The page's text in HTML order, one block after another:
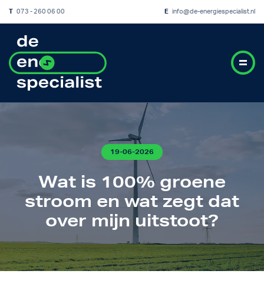
073 - 260 06 00 E info@de-energiespecialist.nl
19-06-2026
Wat is 100% groene
stroom en wat zegt dat
over mijn uitstoot?